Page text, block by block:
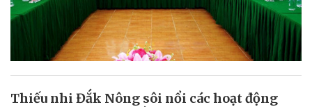
Thiếu nhi Đắk Nông sôi nổi các hoạt động